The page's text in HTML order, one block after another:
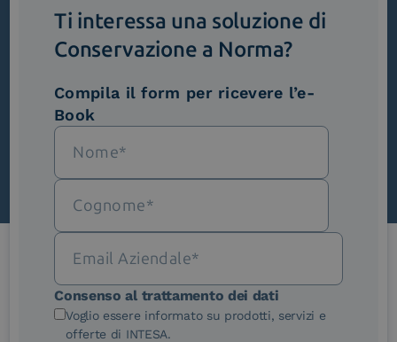
Iscriviti alla newsletter
Novità, iniziative ed eventi dal mondo della
Scopri InNews
Le nostre certificazioni
Ti interessa una soluzione di
Conservazione a Norma?
Compila il form per ricevere l’e-
Book
Consenso al trattamento dei dati
Voglio essere informato su prodotti, servizi e
offerte di INTESA.